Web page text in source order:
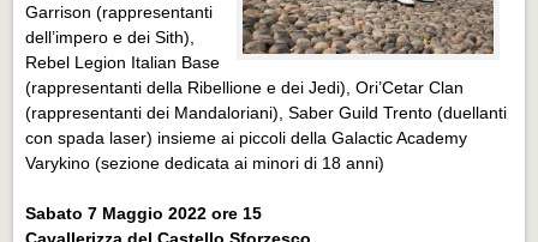
Garrison (rappresentanti
dell’impero e dei Sith),
Rebel Legion Italian Base
(rappresentanti della Ribellione e dei Jedi), Ori’Cetar Clan
(rappresentanti dei Mandaloriani), Saber Guild Trento (duellanti
con spada laser) insieme ai piccoli della Galactic Academy
Varykino (sezione dedicata ai minori di 18 anni)
Sabato 7 Maggio 2022 ore 15